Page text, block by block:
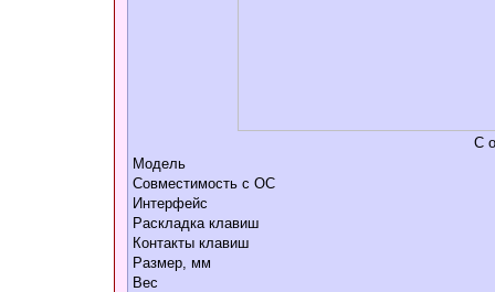
С
Модель
Совместимость с ОС
Интерфейс
Раскладка клавиш
Контакты клавиш
Размер, мм
Вес